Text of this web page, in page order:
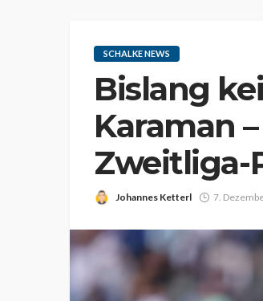
SCHALKE NEWS
Bislang
Karaman
Zweitliga-
Johannes Ketterl 7.